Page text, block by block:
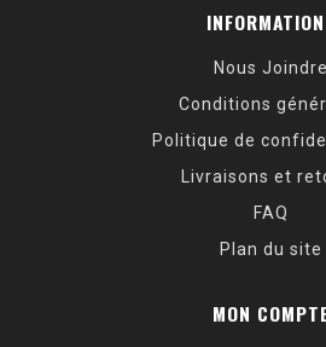
Nous Joindre
Conditions
Politique de
Livraisons et
FAQ
Plan du site
MON